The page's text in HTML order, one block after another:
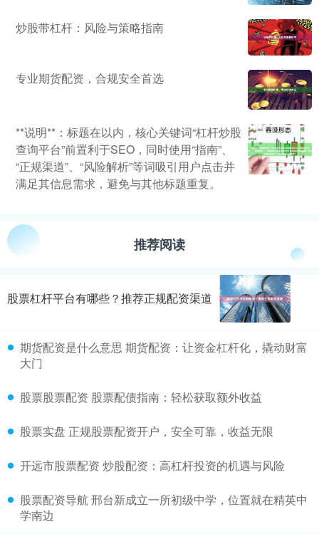
炒股带杠杆：风险与策略指南
专业期货配资，合规安全首选
**说明**：标题在以内，核心关键词“杠杆炒股
查询平台”前置利于SEO，同时使用“指南”、
“正规渠道”、“风险解析”等词吸引用户点击并
满足其信息需求，避免与其他标题重复。
推荐阅读
股票杠杆平台有哪些？推荐正规配资渠道
期货配资是什么意思 期货配资：让资金杠杆化，撬动财富
大门
股票股票配资 股票配债指南：轻松获取额外收益
股票实盘 正规股票配资开户，安全可靠，收益无限
开远市股票配资 炒股配资：高杠杆投资的机遇与风险
股票配资导航 邢台新成立一所初级中学，位置就在精英中
学南边